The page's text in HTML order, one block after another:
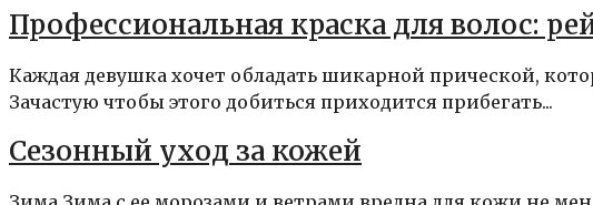
Профессиональная краска для волос:
Каждая девушка хочет обладать шикарной прической,
Зачастую чтобы этого добиться приходится прибегать...
Сезонный уход за кожей